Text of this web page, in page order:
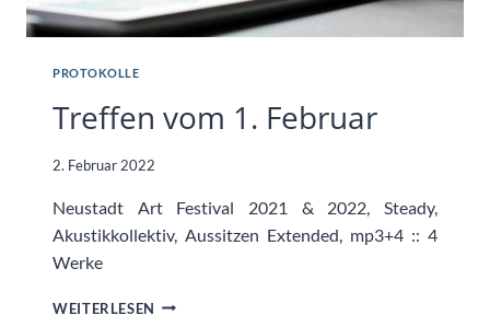
PROTOKOLLE
Treffen vom 1. Februar
2. Februar 2022
Neustadt Art Festival 2021 & 2022, Steady,
Akustikkollektiv, Aussitzen Extended, mp3+4 :: 4
Werke
WEITERLESEN TREFFEN